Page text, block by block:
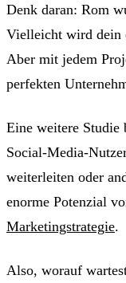
Denk daran: Rom
Vielleicht wird dein
Aber mit jedem
perfekten
Eine weitere Studie
Social-Media-
weiterleiten oder
enorme Potenzial
Marketingstrategie.
Also, worauf